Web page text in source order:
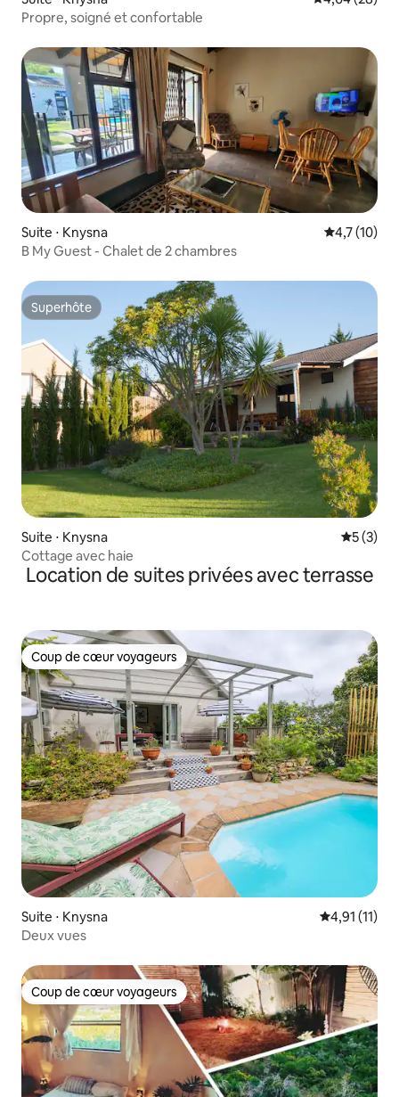
Propre, soigné et confortable
Suite ⋅ Knysna Évaluation
4,7 (10)
B My Guest - Chalet de 2 chambres
Superhôte
Superhôte
Suite ⋅ Knysna
5 (3)
Cottage avec haie
Location de suites privées avec terrasse
Coup de cœur voyageurs
Coup de cœur voyageurs
Suite ⋅ Knysna Évaluation
4,91 (11)
Deux vues
Coup de cœur voyageurs
Coup de cœur voyageurs